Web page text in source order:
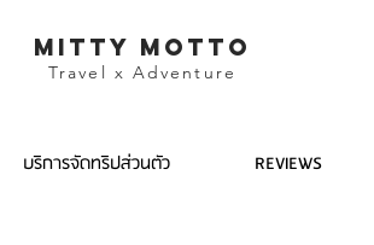
mitty motto
Travel x Adventure
บริการจัดทริปส่วนตัว REVIEWS